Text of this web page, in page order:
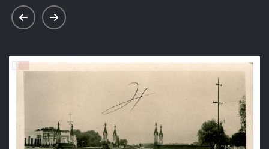
prev next